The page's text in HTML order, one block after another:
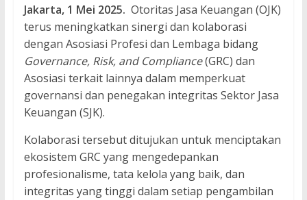
Jakarta, 1 Mei 2025. Otoritas Jasa Keuangan (OJK)
terus meningkatkan sinergi dan kolaborasi
dengan Asosiasi Profesi dan Lembaga bidang
Governance, Risk, and Compliance(GRC) dan
Asosiasi terkait lainnya dalam memperkuat
governansi dan penegakan integritas Sektor Jasa
Keuangan (SJK).
Kolaborasi tersebut ditujukan untuk menciptakan
ekosistem GRC yang mengedepankan
profesionalisme, tata kelola yang baik, dan
integritas yang tinggi dalam setiap pengambilan